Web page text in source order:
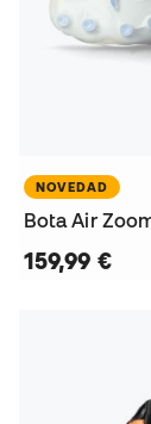
NOVEDAD
159,99 €